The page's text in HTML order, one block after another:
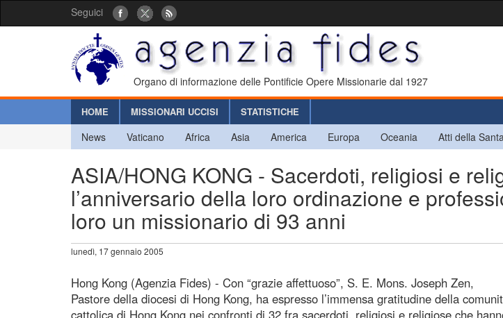
Seguici
Organo di informazione delle Pontificie Opere Missionarie dal 1927
HOME MISSIONARI UCCISI STATISTICHE
News Vaticano Africa Asia America Europa Oceania Atti della
ASIA/HONG KONG - Sacerdoti, religiosi e
l’anniversario della loro ordinazione e
loro un missionario di 93 anni
lunedì, 17 gennaio 2005
Hong Kong (Agenzia Fides) - Con “grazie affettuoso”, S. E. Mons. Joseph Zen,
Pastore della diocesi di Hong Kong, ha espresso l’immensa gratitudine della
cattolica di Hong Kong nei confronti di 32 fra sacerdoti, religiosi e religiose che